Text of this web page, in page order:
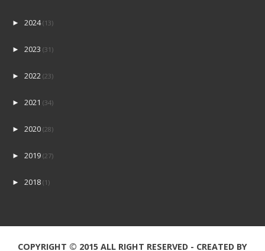
► 2024(13)
► 2023 (31)
► 2022 (23)
► 2021 (34)
► 2020 (28)
► 2019 (27)
► 2018 (1)
COPYRIGHT © 2015 ALL RIGHT RESERVED - CREATED BY